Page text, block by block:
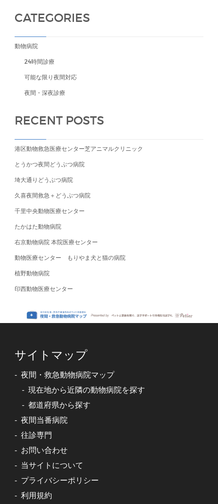
CATEGORIES
動物病院
24時間診療
可能な限り夜間対応
夜間・深夜診療
RECENT POSTS
港区動物救急医療センター芝アニマルクリニック
とうかつ夜間どうぶつ病院
埼大通りどうぶつ病院
久喜夜間救急＋どうぶつ病院
千里中央動物医療センター
たかはた動物病院
右京動物病院 本院医療センター
動物医療センター もりやま犬と猫の病院
植野動物病院
印西動物医療センター
サイトマップ
夜間・救急動物病院マップ
現在地から近隣の動物病院を探す
都道府県から探す
夜間当番病院
往診専門
お問い合わせ
当サイトについて
プライバシーポリシー
利用規約